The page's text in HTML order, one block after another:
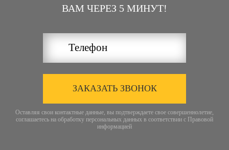
ВАМ ЧЕРЕЗ 5 МИНУТ!
ЗАКАЗАТЬ ЗВОНОК
Оставляя свои контактные данные, вы подтверждаете свое совершеннолетие,
соглашаетесь на обработку персональных данных в соответствии с Правовой
информацией